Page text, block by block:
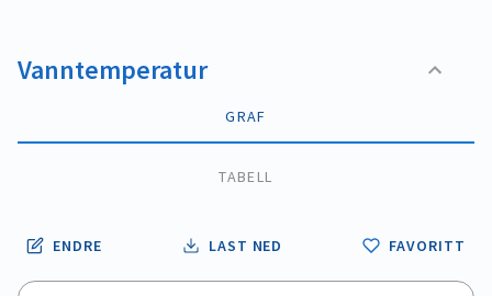
Vanntemperatur
GRAF
TABELL
ENDRE LAST NED FAVORITT